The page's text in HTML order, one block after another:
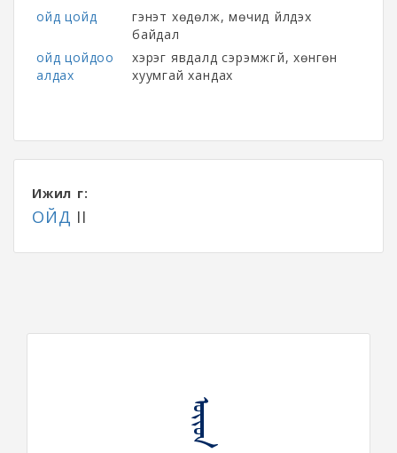
ойд цойд
гэнэт хөдөлж, мөчид үйлдэх
байдал
ойд цойдоо
алдах
хэрэг явдалд сэрэмжгүй, хөнгөн
хуумгай хандах
Ижил үг:
ОЙД II
ᠣᠶᠢᠳ